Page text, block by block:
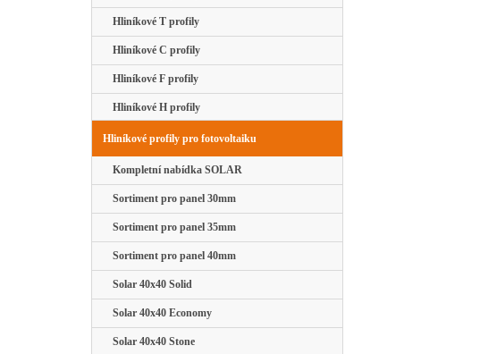
Hliníkové T profily
Hliníkové C profily
Hliníkové F profily
Hliníkové H profily
Hliníkové profily pro fotovoltaiku
Kompletní nabídka SOLAR
Sortiment pro panel 30mm
Sortiment pro panel 35mm
Sortiment pro panel 40mm
Solar 40x40 Solid
Solar 40x40 Economy
Solar 40x40 Stone